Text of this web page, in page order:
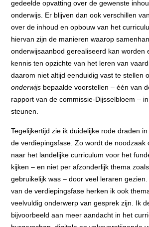
gedeelde opvatting over de gewenste
onderwijs. Er blijven dan ook verschillen
over de inhoud en opbouw van het
hiervan zijn de manieren waarop
onderwijsaanbod gerealiseerd kan worden
kennis ten opzichte van het leren van
daarom niet altijd eenduidig vast te stellen
onderwijs bepaalde voorstellen – één van
rapport van de commissie-Dijsselbloem –
steunen.
Tegelijkertijd zie ik duidelijke rode draden
de verdiepingsfase. Zo wordt de noodzaak
naar het landelijke curriculum voor het
kijken – en niet per afzonderlijk thema
gebruikelijk was – door veel leraren
van de verdiepingsfase herken ik ook
veelvuldig onderwerp van gesprek zijn. Ik
bijvoorbeeld aan meer aandacht in het